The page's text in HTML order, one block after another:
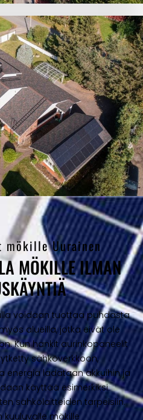
mökille Uurainen
MÖKILLE ILMAN
voidaan tuottaa puhdasta
alueilla, jotka eivät ole
Kun hankit aurinkopaneelit
sähköverkkoon,
energia ladataan akkuihin ja
käyttää esimerkiksi
sähkölaitteiden tarpeisiin.
kuuluvalle mökille